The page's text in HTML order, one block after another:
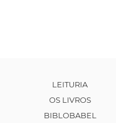
LEITURIA
OS LIVROS
BIBLOBABEL